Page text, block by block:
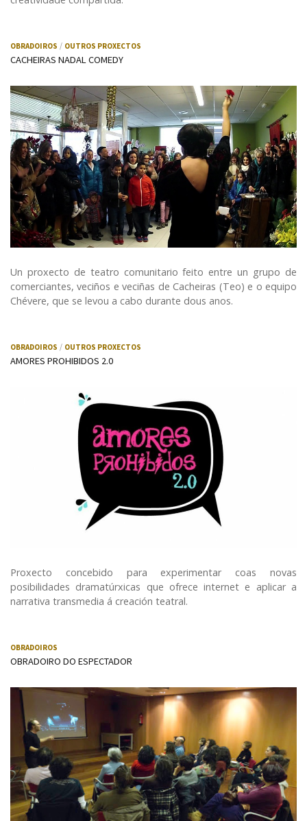
OBRADOIROS OUTROS PROXECTOS
CACHEIRAS NADAL COMEDY
Un proxecto de teatro comunitario feito entre un grupo de
comerciantes, veciños e veciñas de Cacheiras (Teo) e o equipo
Chévere, que se levou a cabo durante dous anos.
OBRADOIROS OUTROS PROXECTOS
AMORES PROHIBIDOS 2.0
Proxecto concebido para experimentar coas novas
posibilidades dramatúrxicas que ofrece internet e aplicar a
narrativa transmedia á creación teatral.
OBRADOIROS
OBRADOIRO DO ESPECTADOR